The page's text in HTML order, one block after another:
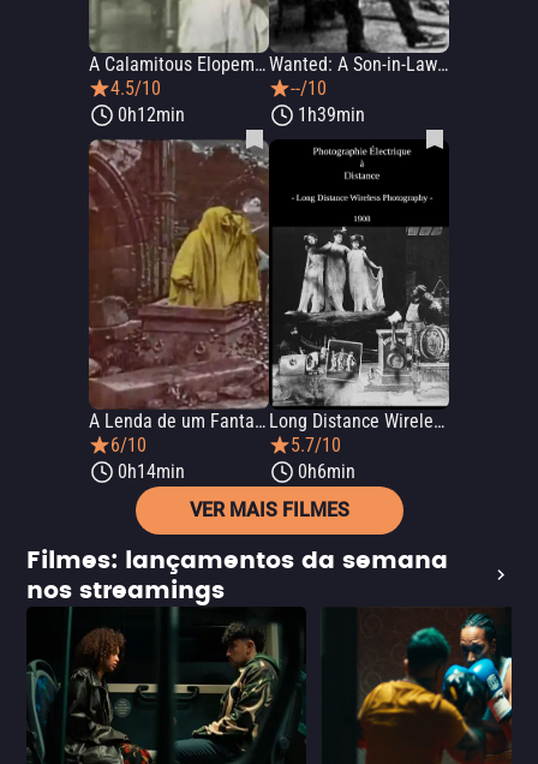
A Calamitous Elopement
4.5/10
0h12min
Wanted: A Son-in-Law on Trial
--/10
1h39min
A Lenda de um Fantasma
6/10
0h14min
Long Distance Wireless Photography
5.7/10
0h6min
VER MAIS FILMES
Filmes: lançamentos da semana
nos streamings